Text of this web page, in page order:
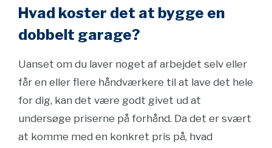
Hvad koster det at bygge en
dobbelt garage?
Uanset om du laver noget af arbejdet selv eller
får en eller flere håndværkere til at lave det hele
for dig, kan det være godt givet ud at
undersøge priserne på forhånd. Da det er svært
at komme med en konkret pris på, hvad